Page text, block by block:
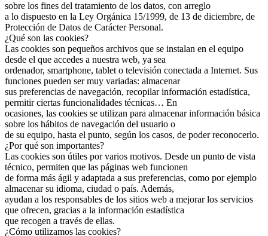
sobre los fines del tratamiento de los datos, con arreglo
a lo dispuesto en la Ley Orgánica 15/1999, de 13 de diciembre, de
Protección de Datos de Carácter Personal.
¿Qué son las cookies?
Las cookies son pequeños archivos que se instalan en el equipo
desde el que accedes a nuestra web, ya sea
ordenador, smartphone, tablet o televisión conectada a Internet. Sus
funciones pueden ser muy variadas: almacenar
sus preferencias de navegación, recopilar información estadística,
permitir ciertas funcionalidades técnicas… En
ocasiones, las cookies se utilizan para almacenar información básica
sobre los hábitos de navegación del usuario o
de su equipo, hasta el punto, según los casos, de poder reconocerlo.
¿Por qué son importantes?
Las cookies son útiles por varios motivos. Desde un punto de vista
técnico, permiten que las páginas web funcionen
de forma más ágil y adaptada a sus preferencias, como por ejemplo
almacenar su idioma, ciudad o país. Además,
ayudan a los responsables de los sitios web a mejorar los servicios
que ofrecen, gracias a la información estadística
que recogen a través de ellas.
¿Cómo utilizamos las cookies?